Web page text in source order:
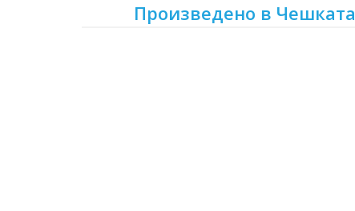
Произведено в